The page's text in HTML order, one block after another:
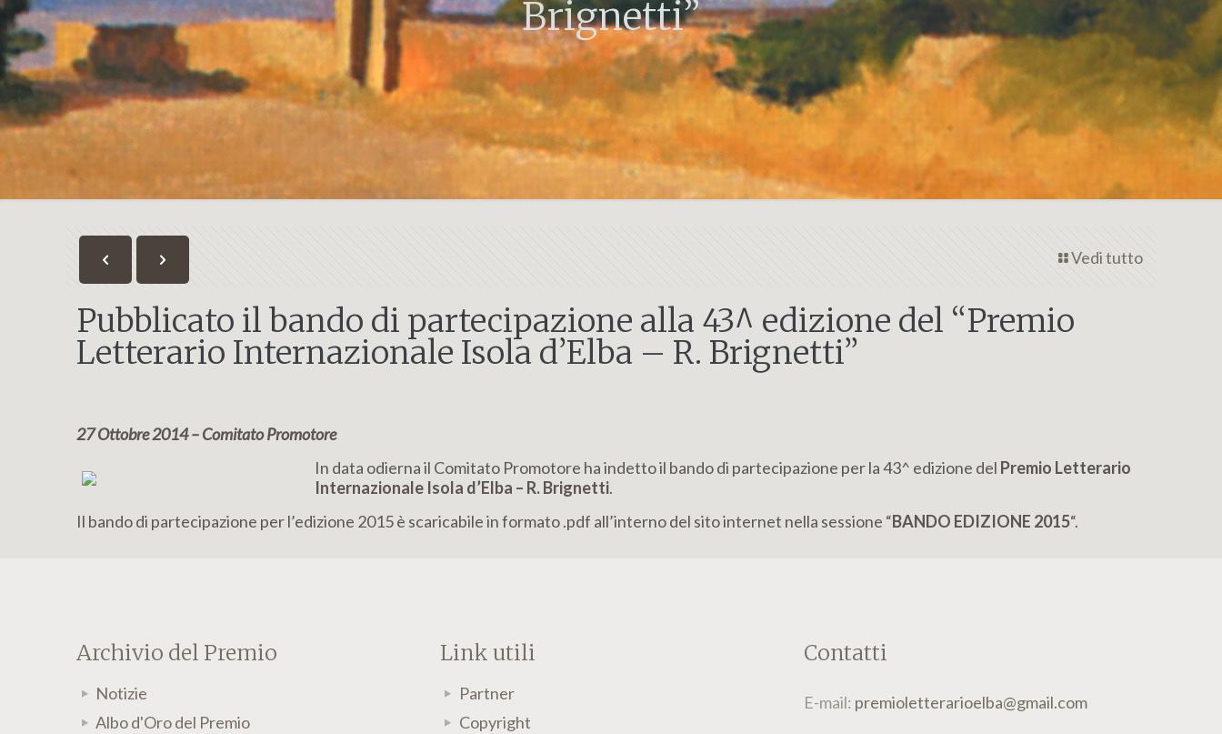
Brignetti”
Vedi tutto
Pubblicato il bando di partecipazione alla 43^ edizione del “Premio
Letterario Internazionale Isola d’Elba – R. Brignetti”
27 Ottobre 2014 – Comitato Promotore
In data odierna il Comitato Promotore ha indetto il bando di partecipazione per la 43^ edizione del Premio Letterario
Internazionale Isola d’Elba – R. Brignetti.
Il bando di partecipazione per l’edizione 2015 è scaricabile in formato .pdf all’interno del sito internet nella sessione “BANDO EDIZIONE 2015“.
Archivio del Premio
Notizie
Albo d'Oro del Premio
Link utili
Partner
Copyright
Contatti
E-mail: premioletterarioelba@gmail.com